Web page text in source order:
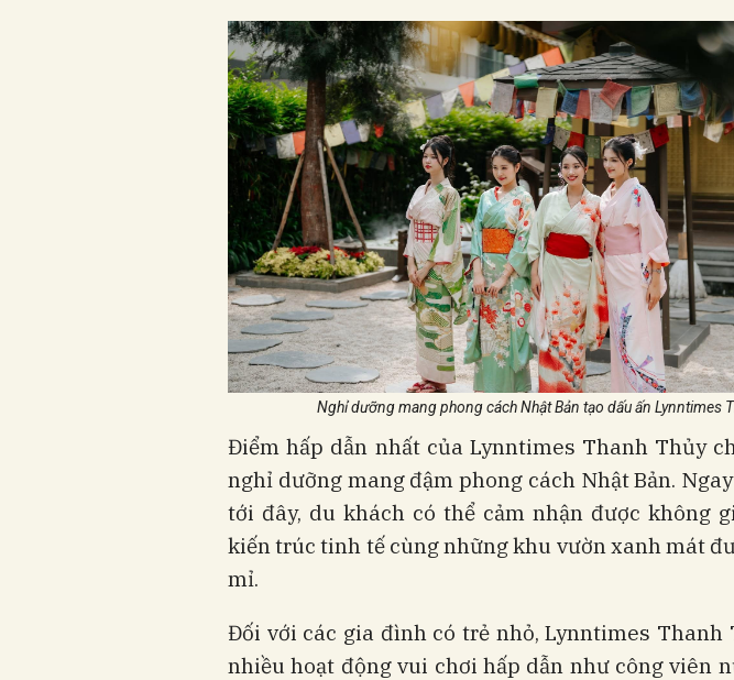
Nghỉ dưỡng mang phong cách Nhật Bản tạo dấu ấn Lynntimes
Điểm hấp dẫn nhất của Lynntimes Thanh Thủy
nghỉ dưỡng mang đậm phong cách Nhật Bản.
tới đây, du khách có thể cảm nhận được không
kiến trúc tinh tế cùng những khu vườn xanh mát
mỉ.
Đối với các gia đình có trẻ nhỏ, Lynntimes Thanh
nhiều hoạt động vui chơi hấp dẫn như công viên